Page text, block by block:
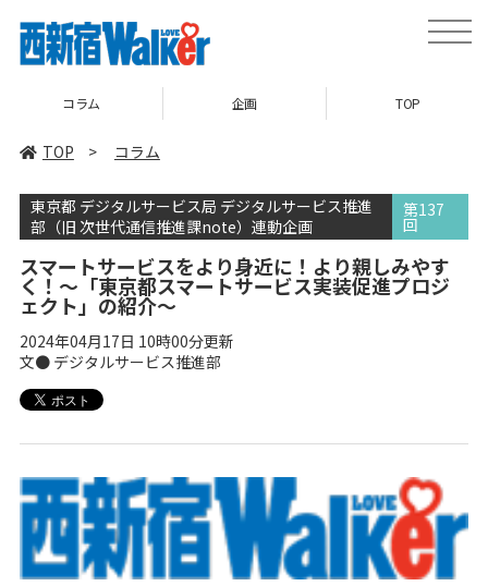
toggle
企画 TOP ニュース
TOP > コラム
東京都 デジタルサービス局 デジタルサービス推進
部（旧 次世代通信推進課note）連動企画
第137
回
スマートサービスをより身近に！より親しみやす
く！～「東京都スマートサービス実装促進プロジ
ェクト」の紹介～
2024年04月17日 10時00分更新
文● デジタルサービス推進部